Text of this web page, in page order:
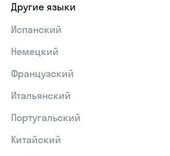
Другие языки
Испанский
Немецкий
Французский
Итальянский
Португальский
Китайский